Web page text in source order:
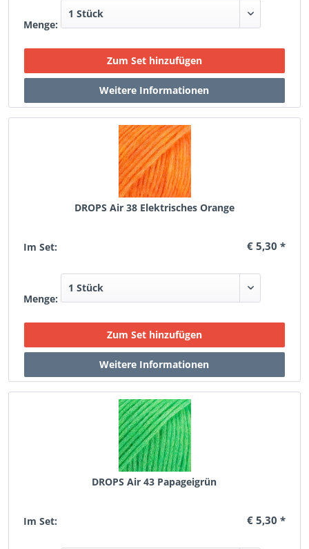
Menge:
DROPS Air 38 Elektrisches Orange
Im Set: € 5,30 *
Menge:
DROPS Air 43 Papageigrün
Im Set: € 5,30 *